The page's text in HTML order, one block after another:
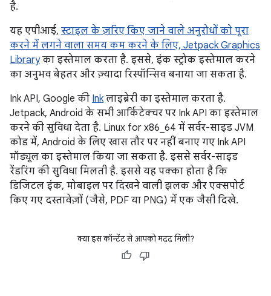
है.
यह एपीआई, स्टाइल के ज़रिए किए जाने वाले अनुरोधों को पूरा
करने में लगने वाला समय कम करने के लिए, Jetpack Graphics
Libraryका इस्तेमाल करता है. इससे, इंक स्ट्रोक इस्तेमाल करने
का अनुभव बेहतर और ज़्यादा रिस्पॉन्सिव बनाया जा सकता है.
Ink API, Google की Inkलाइब्रेरी का इस्तेमाल करता है.
Jetpack, Android के सभी आर्किटेक्चर पर Ink API का इस्तेमाल
करने की सुविधा देता है. Linux for x86_64 में सर्वर-साइड JVM
कोड में, Android के लिए खास तौर पर नहीं बनाए गए Ink API
मॉड्यूल का इस्तेमाल किया जा सकता है. इससे सर्वर-साइड
रेंडरिंग की सुविधा मिलती है. इससे यह पक्का होता है कि
डिजिटल इंक, मोबाइल पर दिखने वाली झलक और एक्सपोर्ट
किए गए दस्तावेज़ों (जैसे, PDF या PNG) में एक जैसी दिखे.
क्या इस कॉन्टेंट से आपको मदद मिली?